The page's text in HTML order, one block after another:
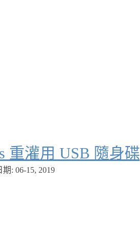
重灌用 USB 隨身碟
期: 06-15, 2019